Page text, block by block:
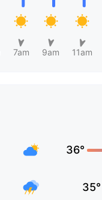
7am 9am 11am
36°
35°